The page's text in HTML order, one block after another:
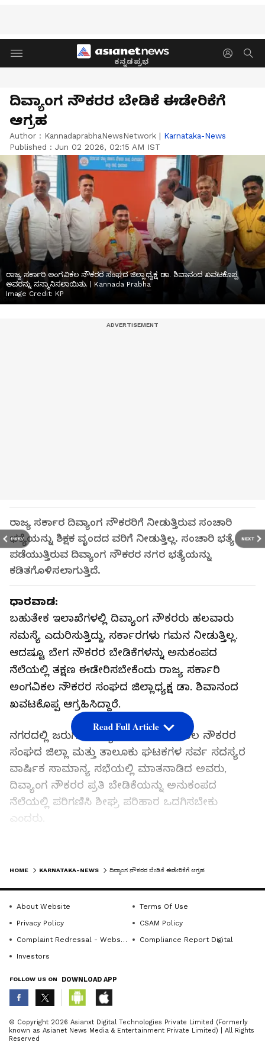
ಕನ್ನಡಪ್ರಭ
PREV NEXT
ದಿವ್ಯಾಂಗ ನೌಕರರ ಬೇಡಿಕೆ ಈಡೇರಿಕೆಗೆ
ಆಗ್ರಹ
Author : KannadaprabhaNewsNetwork | Karnataka-News
Published : Jun 02 2026, 02:15 AM IST
ರಾಜ್ಯ ಸರ್ಕಾರಿ ಅಂಗವಿಕಲ ನೌಕರರ ಸಂಘದ ಜಿಲ್ಲಾಧ್ಯಕ್ಷ ಡಾ. ಶಿವಾನಂದ ಖವಟಕೊಪ್ಪ
ಅವರನ್ನು ಸನ್ಮಾನಿಸಲಾಯಿತು. | Kannada Prabha
Image Credit: KP
ರಾಜ್ಯ ಸರ್ಕಾರ ದಿವ್ಯಾಂಗ ನೌಕರರಿಗೆ ನೀಡುತ್ತಿರುವ ಸಂಚಾರಿ
ಭತ್ಯೆಯನ್ನು ಶಿಕ್ಷಕ ವೃಂದದ ವರಿಗೆ ನೀಡುತ್ತಿಲ್ಲ. ಸಂಚಾರಿ ಭತ್ಯೆ
ಪಡೆಯುತ್ತಿರುವ ದಿವ್ಯಾಂಗ ನೌಕರರ ನಗರ ಭತ್ಯೆಯನ್ನು
ಕಡಿತಗೊಳಿಸಲಾಗುತ್ತಿದೆ.
ಧಾರವಾಡ:
ಬಹುತೇಕ ಇಲಾಖೆಗಳಲ್ಲಿ ದಿವ್ಯಾಂಗ ನೌಕರರು ಹಲವಾರು
ಸಮಸ್ಯೆ ಎದುರಿಸುತ್ತಿದ್ದು, ಸರ್ಕಾರಗಳು ಗಮನ ನೀಡುತ್ತಿಲ್ಲ.
ಆದಷ್ಟೂ ಬೇಗ ನೌಕರರ ಬೇಡಿಕೆಗಳನ್ನು ಅನುಕಂಪದ
ನೆಲೆಯಲ್ಲಿ ತಕ್ಷಣ ಈಡೇರಿಸಬೇಕೆಂದು ರಾಜ್ಯ ಸರ್ಕಾರಿ
ಅಂಗವಿಕಲ ನೌಕರರ ಸಂಘದ ಜಿಲ್ಲಾಧ್ಯಕ್ಷ ಡಾ. ಶಿವಾನಂದ
ಖವಟಕೊಪ್ಪ ಆಗ್ರಹಿಸಿದ್ದಾರೆ.
ನಗರದಲ್ಲಿ ಜರುಗಿದ ರಾಜ್ಯ ಸರ್ಕಾರಿ ಅಂಗವಿಕಲ ನೌಕರರ
ಸಂಘದ ಜಿಲ್ಲಾ ಮತ್ತು ತಾಲೂಕು ಘಟಕಗಳ ಸರ್ವ ಸದಸ್ಯರ
ವಾರ್ಷಿಕ ಸಾಮಾನ್ಯ ಸಭೆಯಲ್ಲಿ ಮಾತನಾಡಿದ ಅವರು,
ದಿವ್ಯಾಂಗ ನೌಕರರ ಪ್ರತಿ ಬೇಡಿಕೆಯನ್ನು ಅನುಕಂಪದ
ನೆಲೆಯಲ್ಲಿ ಪರಿಗಣಿಸಿ ಶೀಘ್ರ ಪರಿಹಾರ ಒದಗಿಸಬೇಕು
ಎಂದರು.
ಸರ್ಕಾರ ದಿವ್ಯಾಂಗ ನೌಕರರಿಗೆ ನೀಡುತ್ತಿರುವ ಸಂಚಾರಿ
ಪಡೆಯುತ್ತಿರುವ ದಿವ್ಯಾಂಗ ನೌಕರರ ನಗರ ಭತ್ಯೆಯನ್ನು
ಕಡಿತಗೊಳಿಸಲಾಗುತ್ತಿದೆ. ಆದರೆ, ಇತರೆ ನೌಕರರಿಗೆ ಎಲ್ಲ
ಭತ್ಯೆಗಳ ಜತೆಗೆ ನಗರಭತ್ಯೆ ಸೇರಿಸಿ ವೇತನ ನೀಡಲಾಗುತ್ತಿದೆ.
ಕೇವಲ ದಿವ್ಯಾಂಗ ನೌಕರರಿಗೆ ಮಾತ್ರ ತಾರತಮ್ಯ
ಅಧಿನಿಯಮದ ಸ್ಪಷ್ಟ ಉಲ್ಲಂಘನೆ. ಸರ್ಕಾರ ಈ
ತಾರತಮ್ಯವನ್ನು ನಿವಾರಿಸಬೇಕೆಂದರು.
ಜಿಲ್ಲಾ ಪ್ರಧಾನ ಕಾರ್ಯದರ್ಶಿ ಆರ್.ಆರ್. ತಳವಾರ, ಸಹ
Read Full Article
ABOUT THE AUTHOR
K KannadaprabhaNewsNetwork
HOME KARNATAKA-NEWS ದಿವ್ಯಾಂಗ ನೌಕರರ ಬೇಡಿಕೆ ಈಡೇರಿಕೆಗೆ ಆಗ್ರಹ
About Website
Terms Of Use
Privacy Policy
CSAM Policy
Complaint Redressal - Website
Compliance Report Digital
Investors
FOLLOW US ON DOWNLOAD APP
© Copyright 2026 Asianxt Digital Technologies Private Limited (Formerly
known as Asianet News Media & Entertainment Private Limited) | All Rights
Reserved